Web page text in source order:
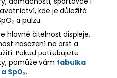
kde je důležitá
a pulzu.
hlavně čitelnost displeje,
nasazení na prst a
Pokud potřebujete
pomůže vám tabulka
SpO₂.